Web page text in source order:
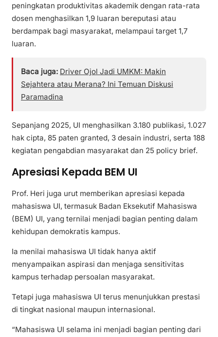
peningkatan produktivitas akademik dengan rata-rata
dosen menghasilkan 1,9 luaran bereputasi atau
berdampak bagi masyarakat, melampaui target 1,7
luaran.
Baca juga: Driver Ojol Jadi UMKM: Makin
Sejahtera atau Merana? Ini Temuan Diskusi
Paramadina
Sepanjang 2025, UI menghasilkan 3.180 publikasi, 1.027
hak cipta, 85 paten granted, 3 desain industri, serta 188
kegiatan pengabdian masyarakat dan 25 policy brief.
Apresiasi Kepada BEM UI
Prof. Heri juga urut memberikan apresiasi kepada
mahasiswa UI, termasuk Badan Eksekutif Mahasiswa
(BEM) UI, yang ternilai menjadi bagian penting dalam
kehidupan demokratis kampus.
Ia menilai mahasiswa UI tidak hanya aktif
menyampaikan aspirasi dan menjaga sensitivitas
kampus terhadap persoalan masyarakat.
Tetapi juga mahasiswa UI terus menunjukkan prestasi
di tingkat nasional maupun internasional.
“Mahasiswa UI selama ini menjadi bagian penting dari